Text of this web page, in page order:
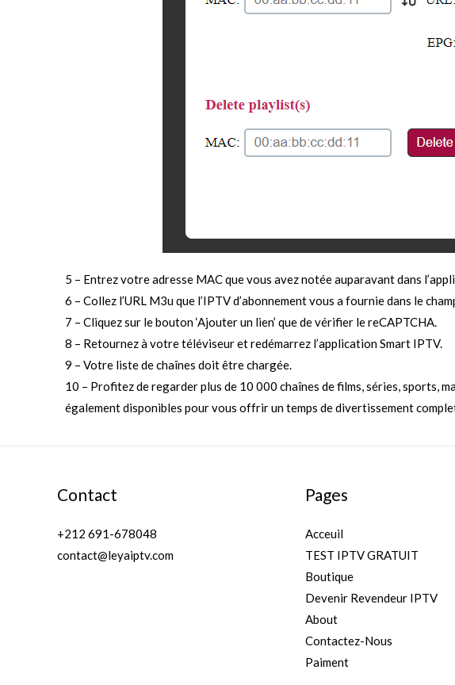
5 – Entrez votre adresse MAC que vous avez notée auparavant dans
6 – Collez l’URL M3u que l’IPTV d’abonnement vous a fournie dans le
7 – Cliquez sur le bouton ‘Ajouter un lien’ que de vérifier le reCAPTCHA.
8 – Retournez à votre téléviseur et redémarrez l’application Smart IPTV.
9 – Votre liste de chaînes doit être chargée.
10 – Profitez de regarder plus de 10 000 chaînes de films, séries, sports,
également disponibles pour vous offrir un temps de divertissement
Contact
+212 691-678048
contact@leyaiptv.com
Pages
Acceuil
TEST IPTV GRATUIT
Boutique
Devenir Revendeur IPTV
About
Contactez-Nous
Paiment